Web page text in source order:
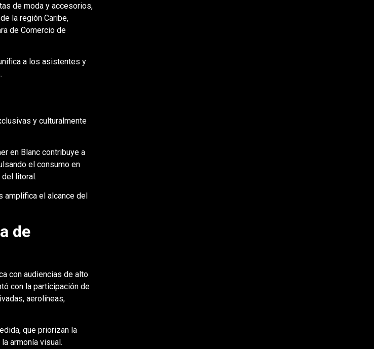
de moda y accesorios,
la región Caribe,
de Comercio de
a los asistentes y
y culturalmente
en Blanc contribuye a
el consumo en
litoral.
el alcance del
de
con audiencias de alto
con la participación de
aerolíneas,
que priorizan la
armonía visual.